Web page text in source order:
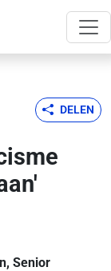
DELEN
Senior